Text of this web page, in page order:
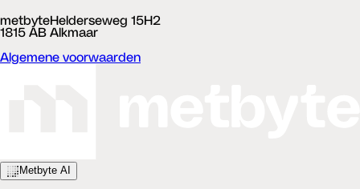
metbyteHelderseweg 15H2
1815 AB Alkmaar
Algemene voorwaarden
Metbyte AI